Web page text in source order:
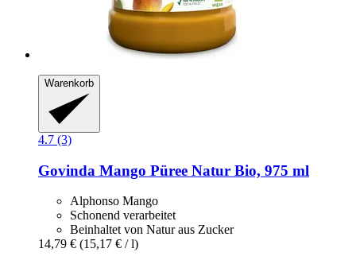
Warenkorb
4.7 (3)
Govinda Mango Püree Natur Bio, 975 ml
Alphonso Mango
Schonend verarbeitet
Beinhaltet von Natur aus Zucker
14,79 € (15,17 € / l)